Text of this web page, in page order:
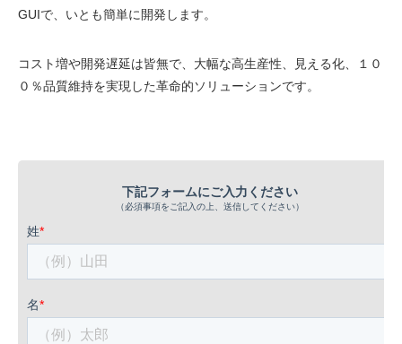
GUIで、いとも簡単に開発します。
コスト増や開発遅延は皆無で、大幅な高生産性、見える化、１０
０％品質維持を実現した革命的ソリューションです。